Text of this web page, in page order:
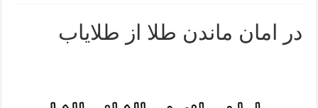
در امان ماندن طلا از طلایاب